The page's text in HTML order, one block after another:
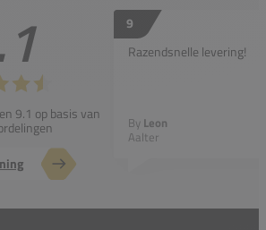
9.1 op basis van
9
Razendsnelle levering!
By Leon
Aalter